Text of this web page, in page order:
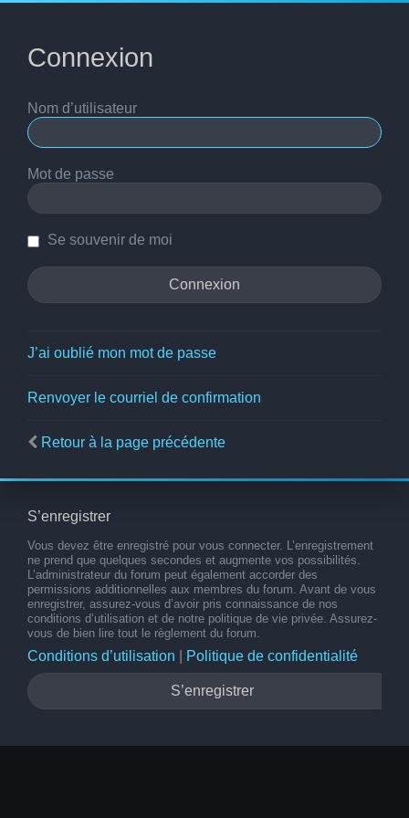
Connexion
Nom d’utilisateur
Mot de passe
Se souvenir de moi
J’ai oublié mon mot de passe
Renvoyer le courriel de confirmation
Retour à la page précédente
S’enregistrer
Vous devez être enregistré pour vous connecter. L’enregistrement
ne prend que quelques secondes et augmente vos possibilités.
L’administrateur du forum peut également accorder des
permissions additionnelles aux membres du forum. Avant de vous
enregistrer, assurez-vous d’avoir pris connaissance de nos
conditions d’utilisation et de notre politique de vie privée. Assurez-
vous de bien lire tout le règlement du forum.
Conditions d’utilisation Politique de confidentialité
S’enregistrer